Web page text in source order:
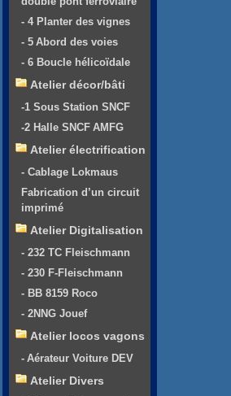
- 4 Planter des vignes
- 5 Abord des voies
- 6 Boucle hélicoïdale
Atelier décor/bâti
-1 Sous Station SNCF
-2 Halle SNCF AMFG
Atelier électrification
- Cablage Lokmaus
Fabrication d’un circuit
imprimé
Atelier Digitalisation
- 232 TC Fleischmann
- 230 F-Fleischmann
- BB 8159 Roco
- 2NNG Jouef
Atelier locos vagons
- Aérateur Voiture DEV
Atelier Divers